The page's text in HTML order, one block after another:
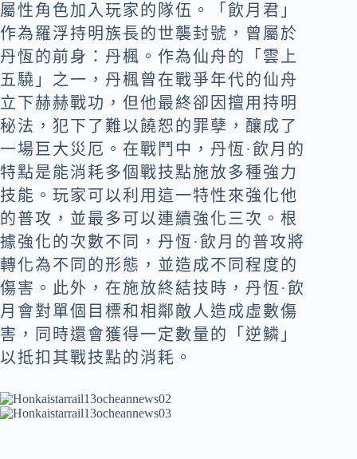
屬性角色加入玩家的隊伍。「飲月君」
作為羅浮持明族長的世襲封號，曾屬於
丹恆的前身：丹楓。作為仙舟的「雲上
五驍」之一，丹楓曾在戰爭年代的仙舟
立下赫赫戰功，但他最終卻因擅用持明
秘法，犯下了難以饒恕的罪孽，釀成了
一場巨大災厄。在戰鬥中，丹恆·飲月的
特點是能消耗多個戰技點施放多種強力
技能。玩家可以利用這一特性來強化他
的普攻，並最多可以連續強化三次。根
據強化的次數不同，丹恆·飲月的普攻將
轉化為不同的形態，並造成不同程度的
傷害。此外，在施放終結技時，丹恆·飲
月會對單個目標和相鄰敵人造成虛數傷
害，同時還會獲得一定數量的「逆鱗」
以抵扣其戰技點的消耗。